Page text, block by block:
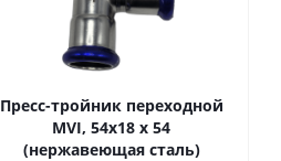
Пресс-тройник переходной
MVI, 54x18 x 54
(нержавеющая сталь)